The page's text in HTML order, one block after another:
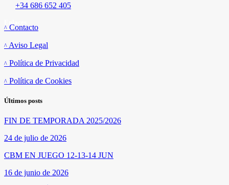
+34 686 652 405
Contacto
Aviso Legal
Política de Privacidad
Política de Cookies
Últimos posts
FIN DE TEMPORADA 2025/2026
24 de julio de 2026
CBM EN JUEGO 12-13-14 JUN
16 de junio de 2026